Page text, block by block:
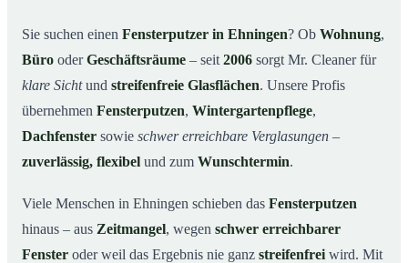
03Unsere Leistungen im Überblick
04Warum Mr. Cleaner in Ehningen?
05So funktioniert’s
07Jetzt kostenloses Angebot einholen
Ehningen im Einsatz
Sie suchen einen Fensterputzer in Ehningen? Ob Wohnung,
Büro oderGeschäftsräume – seit 2006 sorgt Mr. Cleaner für
klare Sichtund streifenfreie Glasflächen. Unsere Profis
übernehmen Fensterputzen, Wintergartenpflege,
Dachfenster sowie schwer erreichbare Verglasungen –
zuverlässig, flexibel und zum Wunschtermin.
Viele Menschen in Ehningen schieben das Fensterputzen
hinaus – aus Zeitmangel, wegen schwer erreichbarer
Fenster oder weil das Ergebnis nie ganz streifenfrei wird. Mit